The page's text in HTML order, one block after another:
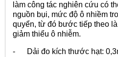
làm công tác nghiên cứu có
nguồn bụi, mức độ ô nhiềm
quyển, từ đó bước tiếp theo
giảm thiểu ô nhiễm.
- Dải đo kích thước hạt: